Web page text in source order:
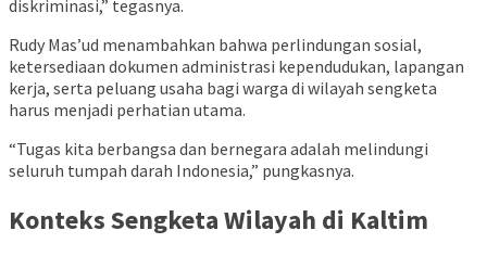
diskriminasi,” tegasnya.
Rudy Mas’ud menambahkan bahwa perlindungan sosial,
ketersediaan dokumen administrasi kependudukan, lapangan
kerja, serta peluang usaha bagi warga di wilayah sengketa
harus menjadi perhatian utama.
“Tugas kita berbangsa dan bernegara adalah melindungi
seluruh tumpah darah Indonesia,” pungkasnya.
Konteks Sengketa Wilayah di Kaltim